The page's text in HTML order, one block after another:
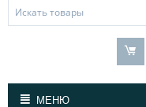
МЕНЮ